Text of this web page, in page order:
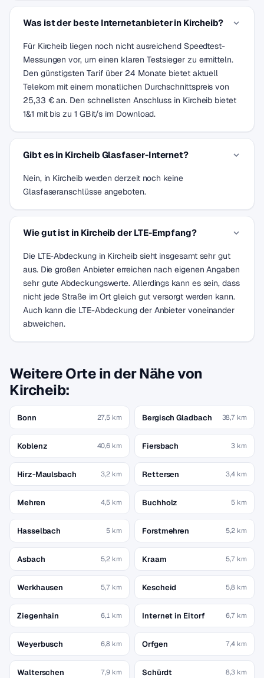
Was ist der beste Internetanbieter in Kircheib?
Für Kircheib liegen noch nicht ausreichend Speedtest-
Messungen vor, um einen klaren Testsieger zu ermitteln.
Den günstigsten Tarif über 24 Monate bietet aktuell
Telekom mit einem monatlichen Durchschnittspreis von
25,33 € an. Den schnellsten Anschluss in Kircheib bietet
1&1 mit bis zu 1 GBit/s im Download.
Gibt es in Kircheib Glasfaser-Internet?
Nein, in Kircheib werden derzeit noch keine
Glasfaseranschlüsse angeboten.
Wie gut ist in Kircheib der LTE-Empfang?
Die LTE-Abdeckung in Kircheib sieht insgesamt sehr gut
aus. Die großen Anbieter erreichen nach eigenen Angaben
sehr gute Abdeckungswerte. Allerdings kann es sein, dass
nicht jede Straße im Ort gleich gut versorgt werden kann.
Auch kann die LTE-Abdeckung der Anbieter voneinander
abweichen.
Weitere Orte in der Nähe von
Kircheib:
Bonn 27,5 km Bergisch Gladbach 38,7 km
Koblenz 40,6 km Fiersbach 3 km
Hirz-Maulsbach 3,2 km Rettersen 3,4 km
Mehren 4,5 km Buchholz 5 km
Hasselbach 5 km Forstmehren 5,2 km
Asbach 5,2 km Kraam 5,7 km
Werkhausen 5,7 km Kescheid 5,8 km
Ziegenhain 6,1 km Internet in Eitorf 6,7 km
Weyerbusch 6,8 km Orfgen 7,4 km
Walterschen 7,9 km Schürdt 8,3 km